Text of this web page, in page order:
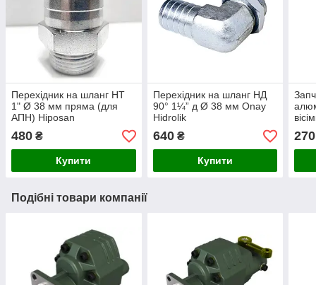
Перехідник на шланг НТ
1" Ø 38 мм пряма (для
АПН) Hiposan
480 ₴
Купити
Перехідник на шланг НД
90° 1¼” д Ø 38 мм Onay
Hidrolik
640₴
Купити
270
Подібні товари компанії